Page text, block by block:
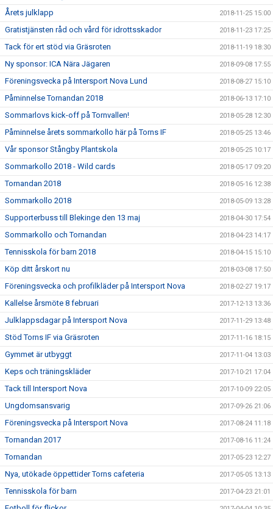
Årets julklapp 2018-11-25 15:00
Gratistjänsten råd och vård för idrottsskador 2018-11-23 17:25
Tack för ert stöd via Gräsroten 2018-11-19 18:30
Ny sponsor: ICA Nära Jägaren 2018-09-08 17:55
Föreningsvecka på Intersport Nova Lund 2018-08-27 15:10
Påminnelse Tornandan 2018 2018-06-13 17:10
Sommarlovs kick-off på Tornvallen! 2018-05-28 12:30
Påminnelse årets sommarkollo här på Torns IF 2018-05-25 13:46
Vår sponsor Stångby Plantskola 2018-05-25 10:17
Sommarkollo 2018 - Wild cards 2018-05-17 09:20
Tornandan 2018 2018-05-16 12:38
Sommarkollo 2018 2018-05-09 13:28
Supporterbuss till Blekinge den 13 maj 2018-04-30 17:54
Sommarkollo och Tornandan 2018-04-23 14:17
Tennisskola för barn 2018 2018-04-15 15:10
Köp ditt årskort nu 2018-03-08 17:50
Föreningsvecka och profilkläder på Intersport Nova 2018-02-27 19:17
Kallelse årsmöte 8 februari 2017-12-13 13:36
Julklappsdagar på Intersport Nova 2017-11-29 13:48
Stöd Torns IF via Gräsroten 2017-11-16 18:15
Gymmet är utbyggt 2017-11-04 13:03
Keps och träningskläder 2017-10-21 17:04
Tack till Intersport Nova 2017-10-09 22:05
Ungdomsansvarig 2017-09-26 21:06
Föreningsvecka på Intersport Nova 2017-08-24 11:18
Tornandan 2017 2017-08-16 11:24
Tornandan 2017-05-23 12:27
Nya, utökade öppettider Torns cafeteria 2017-05-05 13:13
Tennisskola för barn 2017-04-23 21:01